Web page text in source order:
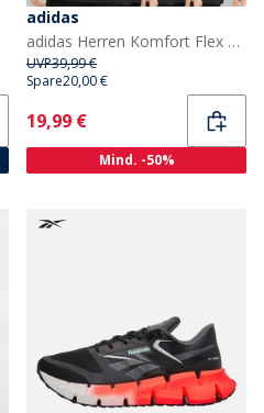
adidas
adidas Herren Komfort Flex Baumwolle Drei Pack Rundhals T Shirts Schwarz
UVP39,99 €
Spare20,00 €
Current
19,99 €
Mind. -50%